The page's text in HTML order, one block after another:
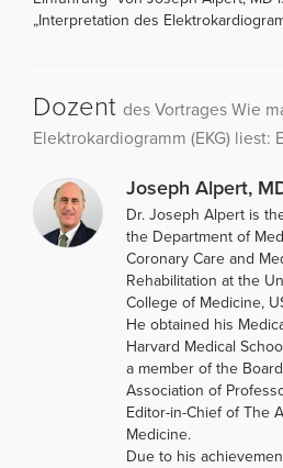
„Interpretation des
Dozent des Vortrages Wie
Elektrokardiogramm (EKG) liest:
Joseph Alpert,
Dr. Joseph Alpert is
the Department of
Coronary Care and
Rehabilitation at the
College of Medicine,
He obtained his
Harvard Medical
a member of the
Association of
Editor-in-Chief of The
Medicine.
Due to his